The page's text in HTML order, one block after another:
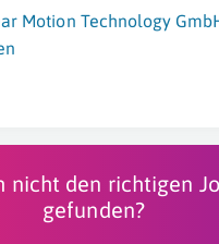
Motion Technology
nicht den richtigen
gefunden?